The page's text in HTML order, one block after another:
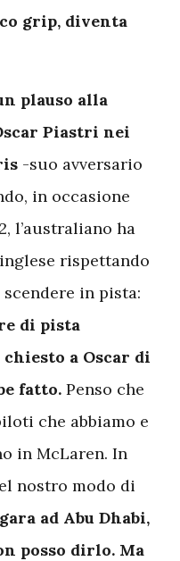
grip, diventa
plauso alla
Piastri nei
-suo avversario
in occasione
l’australiano ha
rispettando
in pista:
di pista
a Oscar di
fatto. Penso che
che abbiamo e
in McLaren. In
nostro modo di
ad Abu Dhabi,
posso dirlo. Ma